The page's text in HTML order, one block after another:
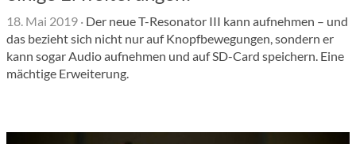
18. Mai 2019 · Der neue T-Resonator III kann aufnehmen – und
das bezieht sich nicht nur auf Knopfbewegungen, sondern er
kann sogar Audio aufnehmen und auf SD-Card speichern. Eine
mächtige Erweiterung.